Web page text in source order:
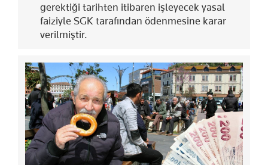
gerektiği tarihten itibaren işleyecek yasal
faiziyle SGK tarafından ödenmesine karar
verilmiştir.